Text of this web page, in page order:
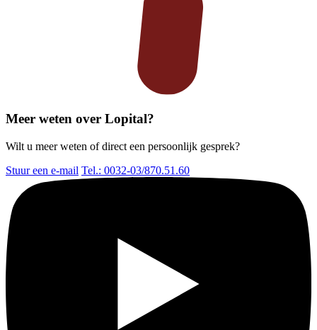
Meer weten over Lopital?
Wilt u meer weten of direct een persoonlijk gesprek?
Stuur een e-mail Tel.: 0032-03/870.51.60